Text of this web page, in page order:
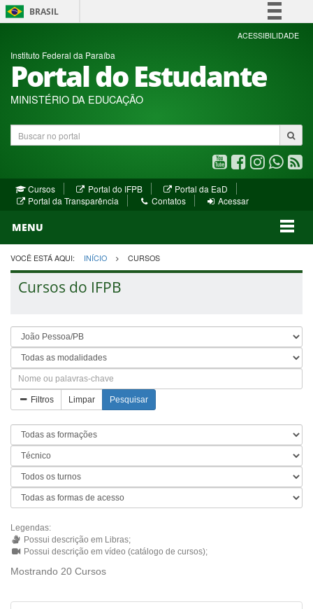
BRASIL
Simplifique!
Participe
ACESSIBILIDADE
Instituto Federal da Paraíba
Portal do Estudante
MINISTÉRIO DA EDUCAÇÃO
Buscar
no
Youtube
(abre
em
Facebook
(abre
Instagram
(abre
janela)
(abre
janela)
Cursos Portal do IFPB(abre
em
Portal da EaD
em
Portal da Transparência Contatos Acessar
MENU
VOCÊ ESTÁ AQUI: INÍCIO CURSOS
Cursos do IFPB
Filtros Limpar Pesquisar
Legendas:
Possui descrição em Libras;
Possui descrição em vídeo (catálogo de cursos);
Mostrando 20 Cursos